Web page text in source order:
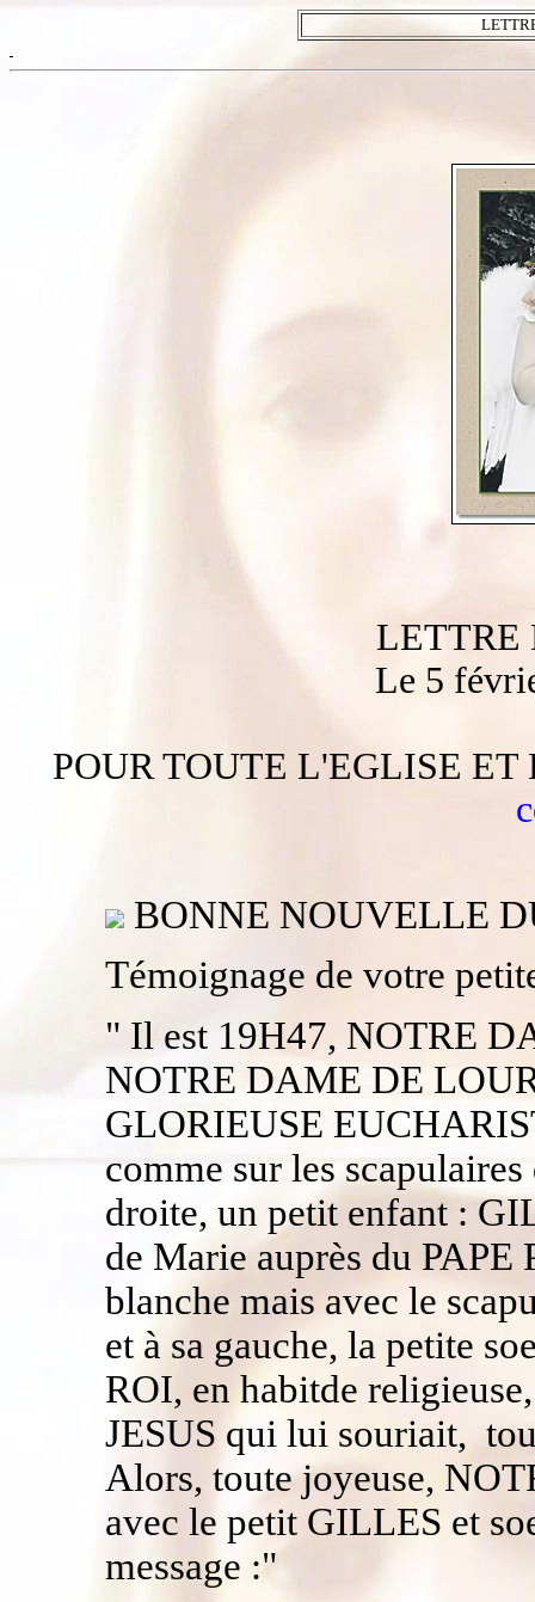
LETTRE
Le 5
POUR TOUTE L'EGLISE
BONNE NOUVELLE
Témoignage de votre
" Il est 19H47, NOTRE
NOTRE DAME DE
GLORIEUSE
comme sur les
droite, un petit enfant :
de Marie auprès du
blanche mais avec le
et à sa gauche, la petite
ROI, en habitde
JESUS qui lui souriait,
Alors, toute joyeuse,
avec le petit GILLES et
message :"